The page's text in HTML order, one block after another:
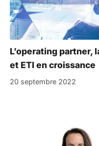
L’operating partner,
et ETI en croissance
20 septembre 2022